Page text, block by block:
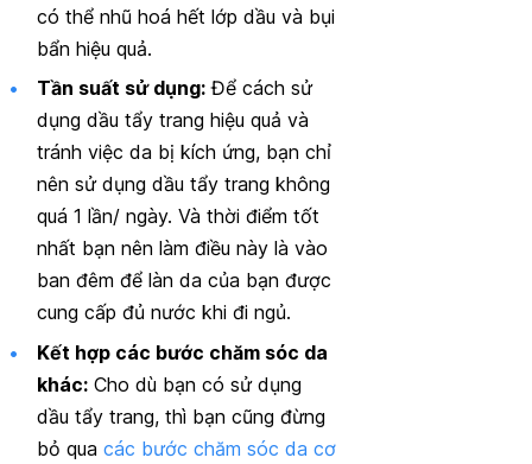
có thể nhũ hoá hết lớp dầu và bụi
bẩn hiệu quả.
Tần suất sử dụng: Để cách sử
dụng dầu tẩy trang hiệu quả và
tránh việc da bị kích ứng, bạn chỉ
nên sử dụng dầu tẩy trang không
quá 1 lần/ ngày. Và thời điểm tốt
nhất bạn nên làm điều này là vào
ban đêm để làn da của bạn được
cung cấp đủ nước khi đi ngủ.
Kết hợp các bước chăm sóc da
khác: Cho dù bạn có sử dụng
dầu tẩy trang, thì bạn cũng đừng
bỏ qua các bước chăm sóc da cơ